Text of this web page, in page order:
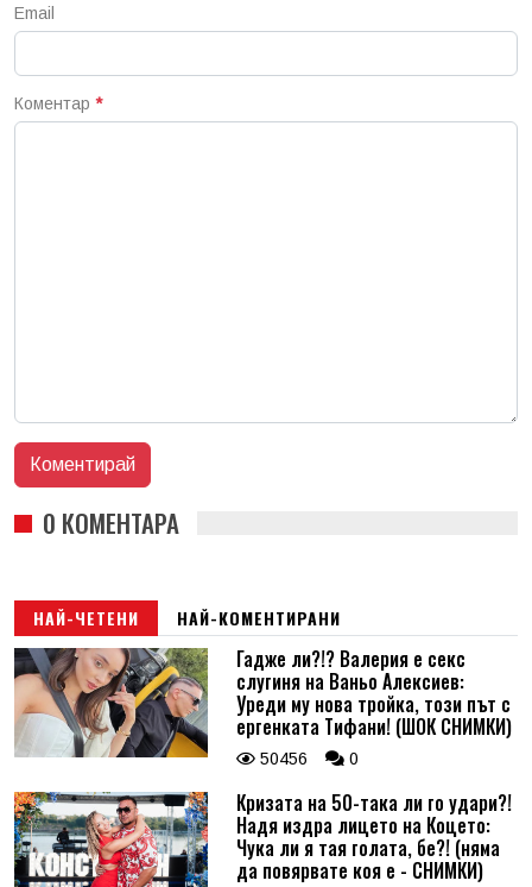
Email
Коментар *
0 КОМЕНТАРА
НАЙ-ЧЕТЕНИ НАЙ-КОМЕНТИРАНИ
Гадже ли?!? Валерия е секс
слугиня на Ваньо Алексиев:
Уреди му нова тройка, този път с
ергенката Тифани! (ШОК СНИМКИ)
50456 0
Кризата на 50-така ли го удари?!
Надя издра лицето на Коцето:
Чука ли я тая голата, бе?! (няма
да повярвате коя е - СНИМКИ)